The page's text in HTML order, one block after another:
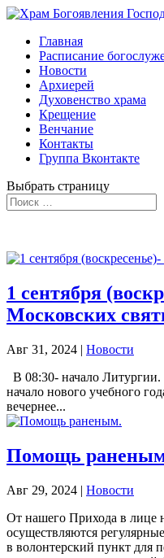
Главная
Расписание
Новости
Архиерей
Духовенство храма
Крещение
Венчание
Контакты
Группа Вконтакте
Выбрать страницу
1 сентября
Московских
Авг 31, 2024 | Новости
В 08:30- начало
начало нового учебного
вечернее...
Помощь
Авг 29, 2024 | Новости
От нашего Прихода в лице
осуществляются
в волонтерский пункт для